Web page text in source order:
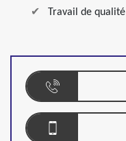
Travail de qualité